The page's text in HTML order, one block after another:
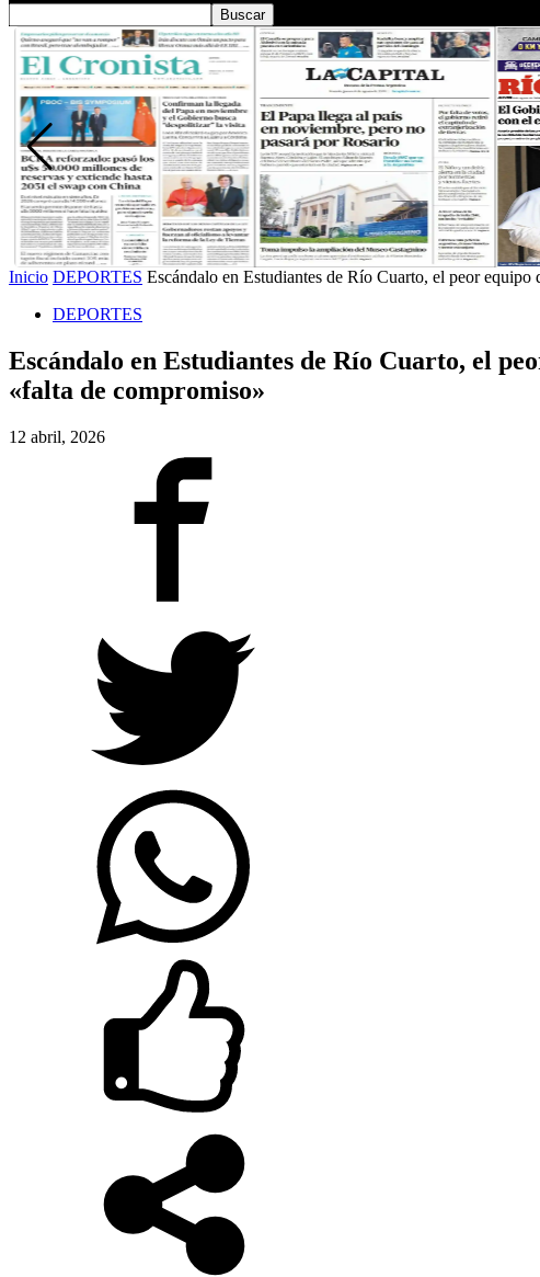
Inicio DEPORTES Escándalo en Estudiantes de Río Cuarto, el peor equipo
DEPORTES
Escándalo en Estudiantes de Río Cuarto, el
«falta de compromiso»
12 abril, 2026